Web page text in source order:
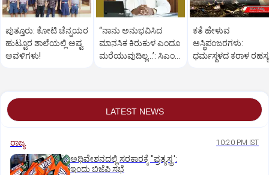
ಪುತ್ತೂರು: ಕೋಟಿ ಚೆನ್ನಯರ
ಹುಟ್ಟೂರ ಶಾಲೆಯಲ್ಲಿ ಅಷ್ಟ
ಅವಳಿಗಳು!
“ನಾನು ಅನುಭವಿಸಿದ
ಮಾನಸಿಕ ಕಿರುಕುಳ ಎಂದೂ
ಮರೆಯುವುದಿಲ್ಲ…’: ಸಿಎಂ
ಕತೆ ಹೇಳುವ
ಅಸ್ಥಿಪಂಜರಗಳು:
ಧರ್ಮಸ್ಥಳದ‌ ಕರಾಳ ರಹಸ್ಯ
LATEST NEWS
ರಾಜ್ಯ 10:20 PM IST
ಅಧಿವೇಶನದಲ್ಲಿ ಸರಕಾರಕ್ಕೆ "ಪ್ರತ್ಯಸ್ತ್ರ':
ಇಂದು ಬಿಜೆಪಿ ಸಭೆ